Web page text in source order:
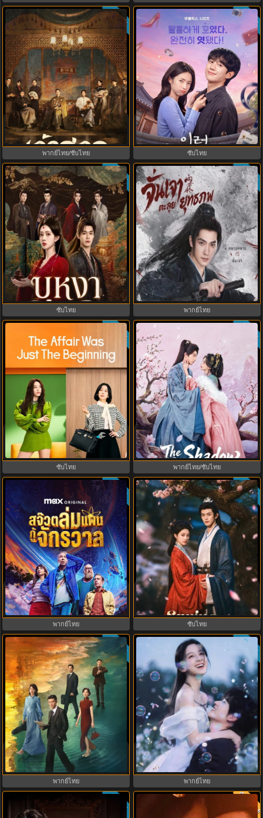
Mystic Nine เก้าสกุล (2026) พากย์
ไทย ซับไทย EP.1-30
9.0 ซับไทย
พากย์ไทย/ซับไทย
Our Sticky Love รักติดหนึบ (2026)
พากย์ไทย ซับไทย EP.1-12
6.0 ซับไทย
ซับไทย
Blossom of Power (2026) บุหงา
ซ่อนคม พากย์ไทย ซับไทย EP1-36
ซับไทย
ซับไทย
Zhan Zhao Adventures จั่นเจาตะลุย
ยุทธภพ (2026) พากย์ไทย ซับไทย
EP.1-37 (จบ)
5.0 ซับไทย
พากย์ไทย
The Affair Was Just The Beginning
ชู้รักอำพรางเลือด (2026) พากย์ไทย
ซับไทย EP.1-8
ซับไทย
ซับไทย
Princess Zhaoyang องค์หญิงเจา
หยาง (2026) พากย์ไทย ซับไทย
EP.1-18
8.0 ซับไทย
พากย์ไทย/ซับไทย
Stuart Fails to Save the Universe
สจ๊วตล่มแผนกู้จักรวาล (2026) พากย์
ไทย ซับไทย EP.1-10
9.3 ซับไทย
พากย์ไทย
Spring Over Phoenix Pond (2026)
หงส์คืนบัลลังก์แค้น พากย์ไทย ซับ
ไทย EP1-21
ซับไทย
ซับไทย
Silent Tides คลื่นลมลวง (2025)
พากย์ไทย ซับไทย EP.1-31
9.5 ซับไทย
พากย์ไทย
ฤดูร้อนนิรันดร์ (2026) Never-Ending
Summer พากย์ไทย EP.1-29
ซับไทย
พากย์ไทย
ซับไทย พากย์ไทย